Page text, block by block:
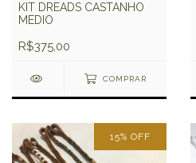
KIT DREADS CASTANHO
MEDIO
R$375,00
COMPRAR
15% OFF